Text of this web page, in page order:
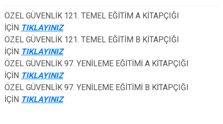
ÖZEL GÜVENLİK 121. TEMEL EĞİTİM A KİTAPÇIĞI
İÇİN TIKLAYINIZ
ÖZEL GÜVENLİK 121. TEMEL EĞİTİM B KİTAPÇIĞI
İÇİN TIKLAYINIZ
ÖZEL GÜVENLİK 97. YENİLEME EĞİTİMİ A KİTAPÇIĞI
İÇİN TIKLAYINIZ
ÖZEL GÜVENLİK 97. YENİLEME EĞİTİMİ B KİTAPÇIĞI
İÇİN TIKLAYINIZ